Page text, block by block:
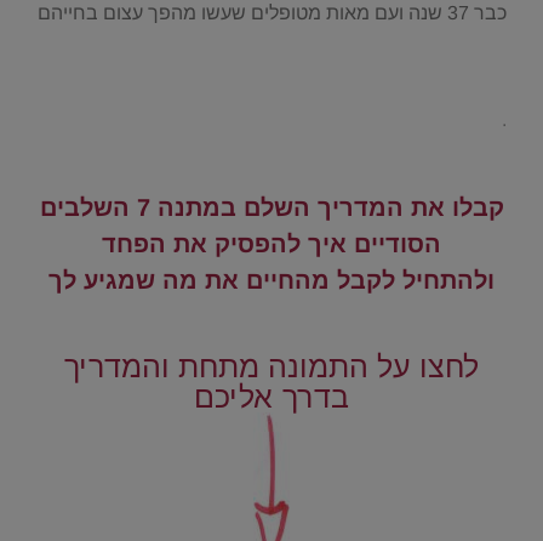
כבר 37 שנה ועם מאות מטופלים שעשו מהפך עצום בחייהם
.
קבלו את המדריך השלם במתנה 7 השלבים
הסודיים איך להפסיק את הפחד
ולהתחיל לקבל מהחיים את מה שמגיע לך
לחצו על התמונה מתחת והמדריך
בדרך אליכם